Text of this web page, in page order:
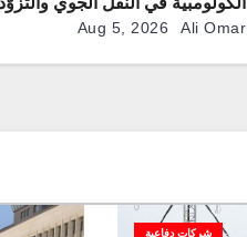
بالوقود جوًا من خلال تزويدها
Aug 5, 2026 Ali Omar
شركات دفاعية